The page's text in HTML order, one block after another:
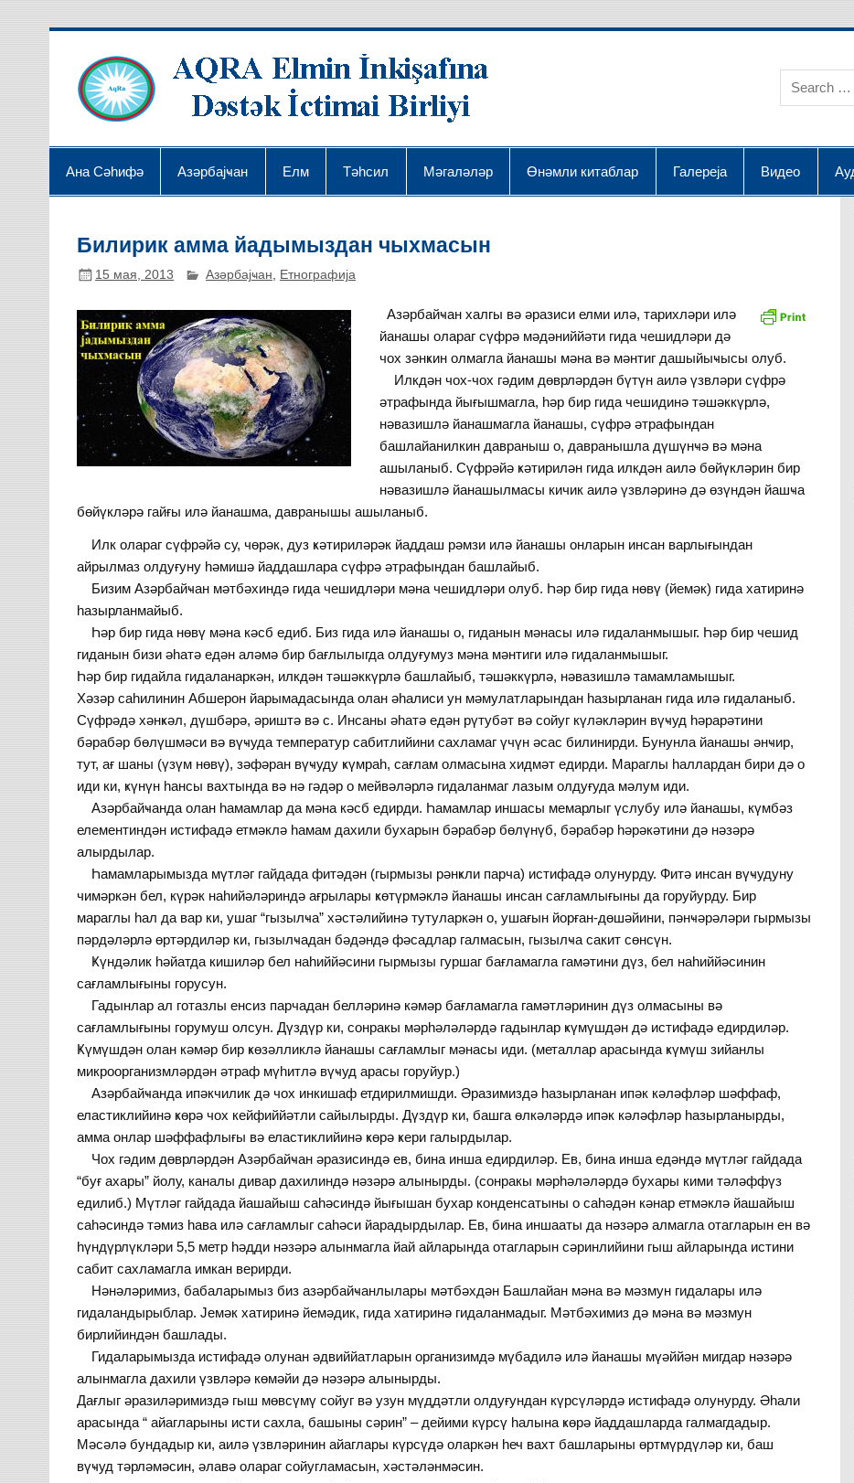
AQRA Elmin
Ана Сәһифә Азәрбајҹан Елм Тәһсил Мәгаләләр Өнәмли китаблар Галереја Видео
Билирик амма йадымыздан чыхмасын
15 мая, 2013 Азәрбајҹан Етнографија
Азәрбайҹан халгы вә әразиси елми илә, тарихләри илә
йанашы олараг сүфрә мәдәниййәти гида чешидләри дә
чох зәнҝин олмагла йанашы мәна вә мәнтиг дашыйыҹысы олуб.
Илкдән чох-чох гәдим дөврләрдән бүтүн аилә үзвләри сүфрә
әтрафында йығышмагла, һәр бир гида чешидинә тәшәккүрлә,
нәвазишлә йанашмагла йанашы, сүфрә әтрафындан
башлайанилкин давраныш о, давранышла дүшүнҹә вә мәна
ашыланыб. Сүфрәйә ҝәтирилән гида илкдән аилә бөйүкләрин бир
нәвазишлә йанашылмасы кичик аилә үзвләринә дә өзүндән йашҹа
бөйүкләрә гайғы илә йанашма, давранышы ашыланыб.
Илк олараг сүфрәйә су, чөрәк, дуз ҝәтириләрәк йаддаш рәмзи илә йанашы онларын инсан варлығындан
айрылмаз олдуғуну һәмишә йаддашлара сүфрә әтрафындан башлайыб.
Бизим Азәрбайҹан мәтбәхиндә гида чешидләри мәна чешидләри олуб. Һәр бир гида нөвү (йемәк) гида хатиринә
һазырланмайыб.
Һәр бир гида нөвү мәна кәсб едиб. Биз гида илә йанашы о, гиданын мәнасы илә гидаланмышыг. Һәр бир чешид
гиданын бизи әһатә едән аләмә бир бағлылыгда олдуғумуз мәна мәнтиги илә гидаланмышыг.
Һәр бир гидайла гидаланаркән, илкдән тәшәккүрлә башлайыб, тәшәккүрлә, нәвазишлә тамамламышыг.
Хәзәр саһилинин Абшерон йарымадасында олан әһалиси ун мәмулатларындан һазырланан гида илә гидаланыб.
Сүфрәдә хәнҝәл, дүшбәрә, әриштә вә с. Инсаны әһатә едән рүтубәт вә сойуг күләкләрин вүҹуд һәрарәтини
бәрабәр бөлүшмәси вә вүҹуда температур сабитлийини сахламаг үчүн әсас билинирди. Бунунла йанашы әнҹир,
тут, ағ шаны (үзүм нөвү), зәфәран вүҹуду ҝүмраһ, сағлам олмасына хидмәт едирди. Мараглы һаллардан бири дә о
иди ки, ҝүнүн һансы вахтында вә нә гәдәр о мейвәләрлә гидаланмаг лазым олдуғуда мәлум иди.
Азәрбайҹанда олан һамамлар да мәна кәсб едирди. Һамамлар иншасы мемарлыг үслубу илә йанашы, күмбәз
елементиндән истифадә етмәклә һамам дахили бухарын бәрабәр бөлүнүб, бәрабәр һәрәкәтини дә нәзәрә
алырдылар.
Һамамларымызда мүтләг гайдада фитәдән (гырмызы рәнҝли парча) истифадә олунурду. Фитә инсан вүҹудуну
чимәркән бел, күрәк наһийәләриндә ағрылары ҝөтүрмәклә йанашы инсан сағламлығыны да горуйурду. Бир
мараглы һал да вар ки, ушаг “гызылҹа” хәстәлийинә тутуларкән о, ушағын йорған-дөшәйини, пәнҹәрәләри гырмызы
пәрдәләрлә өртәрдиләр ки, гызылҹадан бәдәндә фәсадлар галмасын, гызылҹа сакит сөнсүн.
Ҝүндәлик һәйатда кишиләр бел наһиййәсини гырмызы гуршаг бағламагла гамәтини дүз, бел наһиййәсинин
сағламлығыны горусун.
Гадынлар ал готазлы енсиз парчадан белләринә кәмәр бағламагла гамәтләринин дүз олмасыны вә
сағламлығыны горумуш олсун. Дүздүр ки, сонракы мәрһәләләрдә гадынлар ҝүмүшдән дә истифадә едирдиләр.
Ҝүмүшдән олан кәмәр бир ҝөзәлликлә йанашы сағламлыг мәнасы иди. (металлар арасында ҝүмүш зийанлы
микроорганизмләрдән әтраф мүһитлә вүҹуд арасы горуйур.)
Азәрбайҹанда ипәкчилик дә чох инкишаф етдирилмишди. Әразимиздә һазырланан ипәк кәләфләр шәффаф,
еластиклийинә ҝөрә чох кейфиййәтли сайылырды. Дүздүр ки, башга өлкәләрдә ипәк кәләфләр һазырланырды,
амма онлар шәффафлығы вә еластиклийинә ҝөрә ҝери галырдылар.
Чох гәдим дөврләрдән Азәрбайҹан әразисиндә ев, бина инша едирдиләр. Ев, бина инша едәндә мүтләг гайдада
“буғ ахары” йолу, каналы дивар дахилиндә нәзәрә алынырды. (сонракы мәрһәләләрдә бухары кими тәләффүз
едилиб.) Мүтләг гайдада йашайыш саһәсиндә йығышан бухар конденсатыны о саһәдән кәнар етмәклә йашайыш
саһәсиндә тәмиз һава илә сағламлыг саһәси йарадырдылар. Ев, бина иншааты да нәзәрә алмагла отагларын ен вә
һүндүрлүкләри 5,5 метр һәдди нәзәрә алынмагла йай айларында отагларын сәринлийини гыш айларында истини
сабит сахламагла имкан верирди.
Нәнәләримиз, бабаларымыз биз азәрбайҹанлылары мәтбәхдән Башлайан мәна вә мәзмун гидалары илә
гидаландырыблар. Јемәк хатиринә йемәдик, гида хатиринә гидаланмадыг. Мәтбәхимиз дә мәна вә мәзмун
бирлийиндән башлады.
Гидаларымызда истифадә олунан әдвиййатларын организимдә мүбадилә илә йанашы мүәййән мигдар нәзәрә
алынмагла дахили үзвләрә көмәйи дә нәзәрә алынырды.
Дағлыг әразиләримиздә гыш мөвсүмү сойуг вә узун мүддәтли олдуғундан күрсүләрдә истифадә олунурду. Әһали
арасында “ айагларыны исти сахла, башыны сәрин” – дейими күрсү һалына ҝөрә йаддашларда галмагдадыр.
Мәсәлә бундадыр ки, аилә үзвләринин айаглары күрсүдә оларкән һеч вахт башларыны өртмүрдүләр ки, баш
вүҹуд тәрләмәсин, әлавә олараг сойугламасын, хәстәләнмәсин.